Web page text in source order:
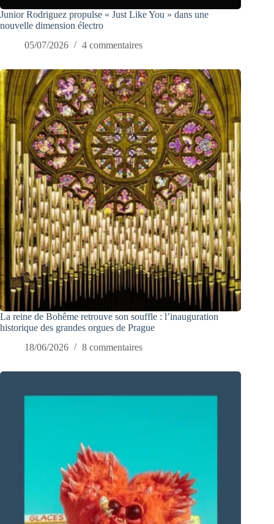
Junior Rodriguez propulse « Just Like You » dans une
nouvelle dimension électro
05/07/2026
4 commentaires
La reine de Bohême retrouve son souffle : l’inauguration
historique des grandes orgues de Prague
18/06/2026
8 commentaires